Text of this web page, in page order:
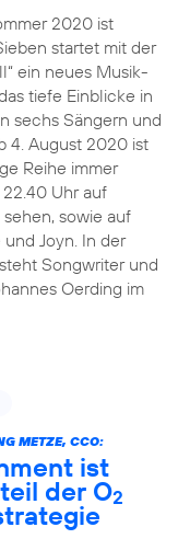
2020 ist
startet mit der
ein neues Musik-
tiefe Einblicke in
sechs Sängern und
4. August 2020 ist
Reihe immer
Uhr auf
sowie auf
Joyn. In der
Songwriter und
Oerding im
METZE, CCO:
ist
der O2